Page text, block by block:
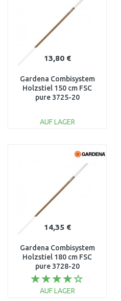
13,80 €
Gardena Combisystem
Holzstiel 150 cm FSC
pure 3725-20
AUF LAGER
14,35 €
Gardena Combisystem
Holzstiel 180 cm FSC
pure 3728-20
AUF LAGER